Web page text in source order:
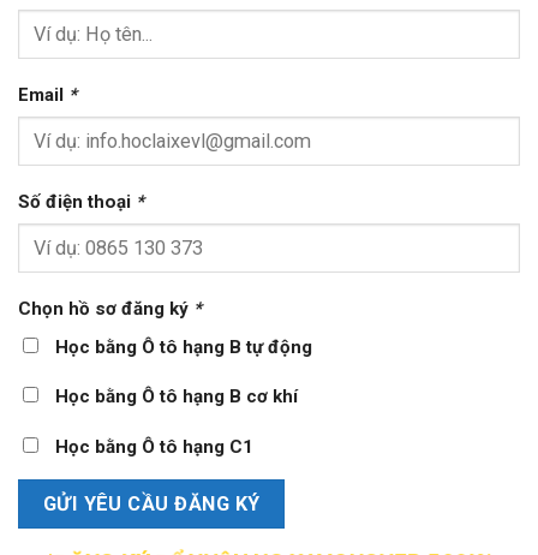
Email *
Số điện thoại *
Chọn hồ sơ đăng ký *
Học bằng Ô tô hạng B tự động
Học bằng Ô tô hạng B cơ khí
Học bằng Ô tô hạng C1